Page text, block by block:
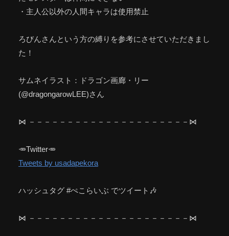
・主人公以外の人間キャラは使用禁止
ろびんさんという方の縛りを参考にさせていただきまし
た！
サムネイラスト：ドラゴン画廊・リー
(@dragongarowLEE)さん
⋈ －－－－－－－－－－－－－－－－－－－－－⋈
🥕Twitter🥕
Tweets by usadapekora
ハッシュタグ #ぺこらいぶ でツイート🎶
⋈ －－－－－－－－－－－－－－－－－－－－－⋈